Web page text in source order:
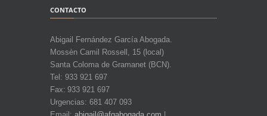
CONTACTO
Abigail Fernández García Abogada.
Mossèn Camil Rossell, 15 (local)
Santa Coloma de Gramanet (BCN).
Tel: 933 921 697
Fax: 933 921 697
Urgencias: 681 407 093